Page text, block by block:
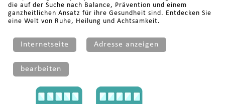
die auf der Suche nach Balance, Prävention und einem
ganzheitlichen Ansatz für ihre Gesundheit sind. Entdecken Sie
eine Welt von Ruhe, Heilung und Achtsamkeit.
Internetseite Adresse anzeigen
bearbeiten